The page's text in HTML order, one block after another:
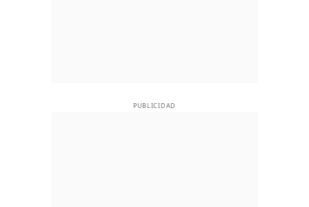
PUBLICIDAD